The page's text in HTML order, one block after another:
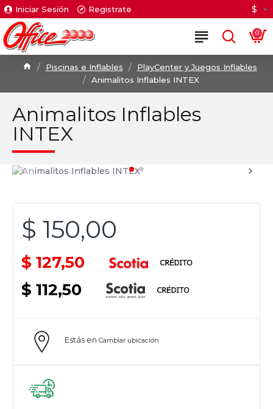
Iniciar Sesión Registrate $
0
Piscinas e Inflables
PlayCenter y Juegos Inflables
Animalitos Inflables INTEX
Animalitos Inflables
INTEX
$ 150,00
$ 127,50
$ 112,50
Estás en Cambiar ubicación